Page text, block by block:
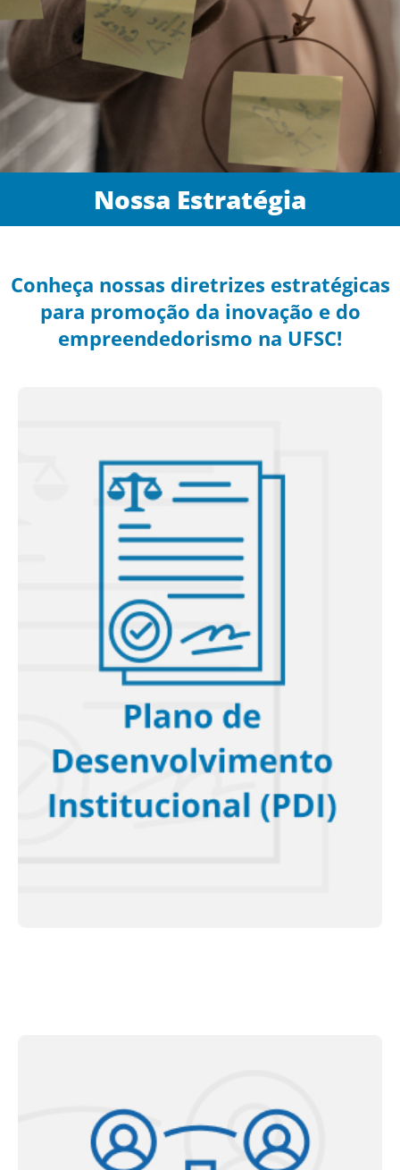
Nossa Estratégia
Conheça nossas diretrizes estratégicas
para promoção da inovação e do
empreendedorismo na UFSC!
Plano de Desenvolvimento Institucional (PDI)
<< Saiba mais >>